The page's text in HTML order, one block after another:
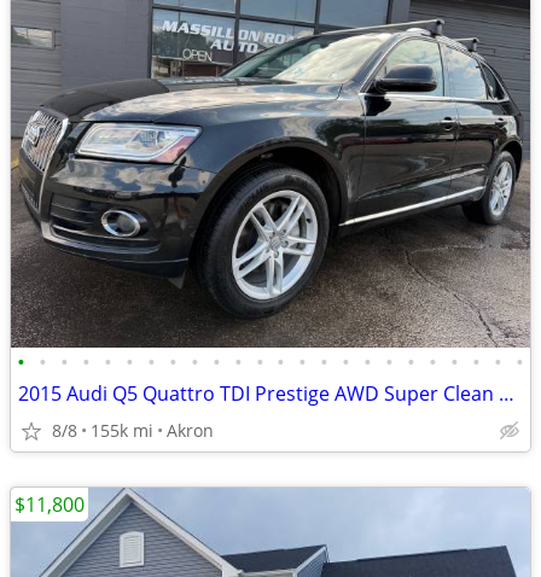
• • • • • • • • • • • • • • • • • • • • • • • •
2015 Audi Q5 Quattro TDI Prestige AWD Super Clean 155,000 Miles
8/8 155k mi Akron
$11,800